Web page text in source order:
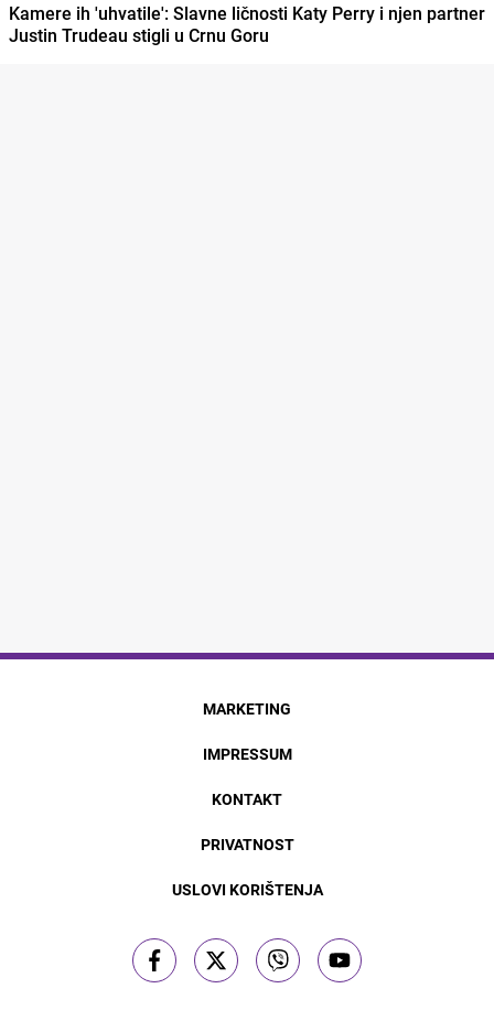
Kamere ih 'uhvatile': Slavne ličnosti Katy Perry i njen partner
Justin Trudeau stigli u Crnu Goru
MARKETING
IMPRESSUM
KONTAKT
PRIVATNOST
USLOVI KORIŠTENJA